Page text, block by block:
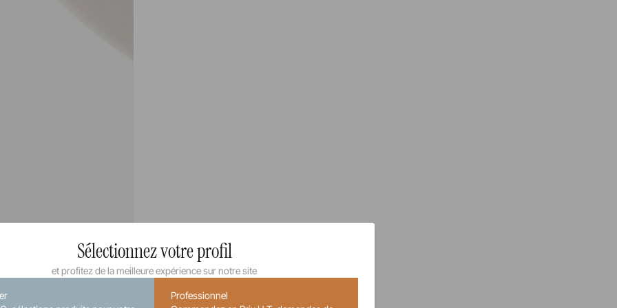
Sélectionnez votre profil
et profitez de la meilleure expérience sur notre site
Professionnel